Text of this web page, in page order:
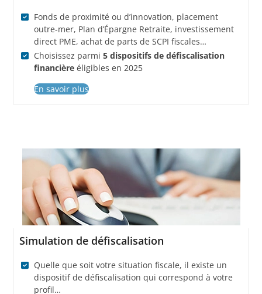
Fonds de proximité ou d’innovation, placement
outre-mer, Plan d’Épargne Retraite, investissement
direct PME, achat de parts de SCPI fiscales…
Choisissez parmi 5 dispositifs de défiscalisation
financière éligibles en 2025
En savoir plus
Simulation de défiscalisation
Quelle que soit votre situation fiscale, il existe un
dispositif de défiscalisation qui correspond à votre
profil…